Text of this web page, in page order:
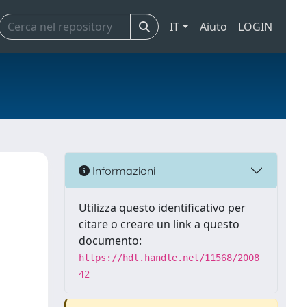
IT Aiuto LOGIN
Informazioni
Utilizza questo identificativo per
citare o creare un link a questo
documento:
https://hdl.handle.net/11568/2008
42